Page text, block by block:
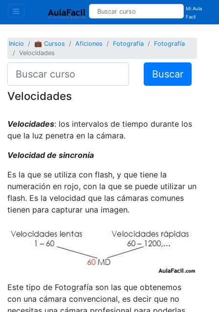
Mi Aula
Facil
Inicio 💼 Cursos Aficiones Fotografía
Fotografía
Velocidades
Buscar
Velocidades
Velocidades: los intervalos de tiempo durante los
que la luz penetra en la cámara.
Velocidad de sincronía
Es la que se utiliza con flash, y que tiene la
numeración en rojo, con la que se puede utilizar un
flash. Es la velocidad que las cámaras comunes
tienen para capturar una imagen.
Este tipo de Fotografía son las que obtenemos
con una cámara convencional, es decir que no